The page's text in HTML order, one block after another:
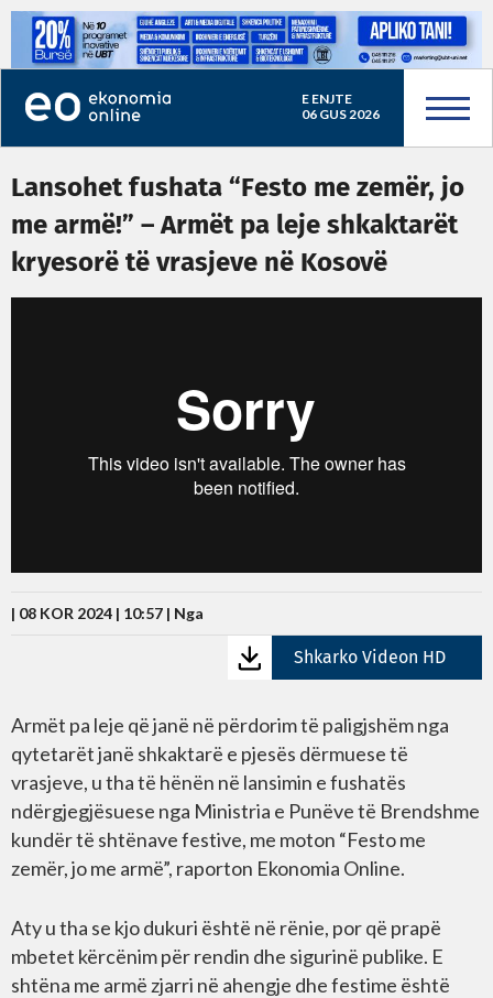
E ENJTE
06 GUS 2026
Lansohet fushata “Festo me zemër, jo
me armë!” – Armët pa leje shkaktarët
kryesorë të vrasjeve në Kosovë
| 08 KOR 2024 | 10:57 | Nga
Shkarko Videon HD
Armët pa leje që janë në përdorim të paligjshëm nga
qytetarët janë shkaktarë e pjesës dërmuese të
vrasjeve, u tha të hënën në lansimin e fushatës
ndërgjegjësuese nga Ministria e Punëve të Brendshme
kundër të shtënave festive, me moton “Festo me
zemër, jo me armë”, raporton Ekonomia Online.
Aty u tha se kjo dukuri është në rënie, por që prapë
mbetet kërcënim për rendin dhe sigurinë publike. E
shtëna me armë zjarri në ahengje dhe festime është